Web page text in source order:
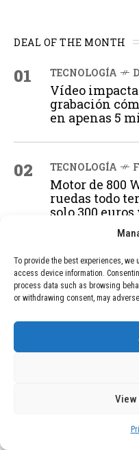
To provide the best experiences,
access device information.
process data such as browsing
or withdrawing consent, may
View
DEAL OF THE MONTH
01 TECNOLOGÍA
Vídeo
grabación
en apenas 5
02 TECNOLOGÍA
Motor de 800
ruedas todo
solo 300
adquisición
03 BLOG
GAME se Une
2026
de Ancianos